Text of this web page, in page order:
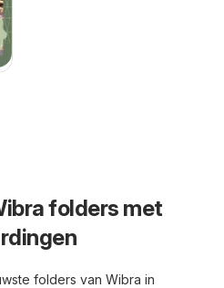
folders met
folders van Wibra in